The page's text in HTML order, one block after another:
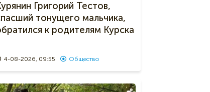
Григорий Тестов,
тонущего мальчика,
к родителям Курска
4-08-2026, 09:55 Общество